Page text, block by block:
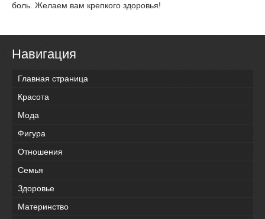
боль. Желаем вам крепкого здоровья!
Навигация
Главная страница
Красота
Мода
Фигура
Отношения
Семья
Здоровье
Материнство